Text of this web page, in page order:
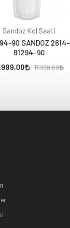
Sandoz Kol Saati
90 SANDOZ 2614-
81294-90
17.998,00